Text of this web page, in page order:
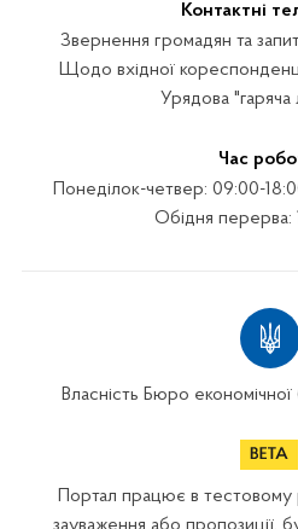
Контактні
Звернення громадян та
Щодо вхідної
Урядова "гаряча
Час
Понеділок-четвер: 09:00-
Обідня перерва:
Власність Бюро
Портал працює в